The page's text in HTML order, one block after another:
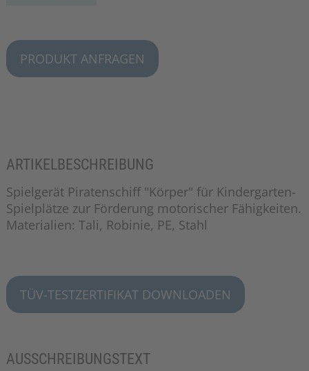
PRODUKT ANFRAGEN
ARTIKELBESCHREIBUNG
Spielgerät Piratenschiff "Körper" für Kindergarten-
Spielplätze zur Förderung motorischer Fähigkeiten.
Materialien: Tali, Robinie, PE, Stahl
TÜV-TESTZERTIFIKAT DOWNLOADEN
AUSSCHREIBUNGSTEXT